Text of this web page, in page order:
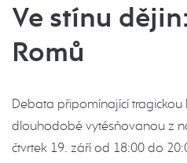
Ve stínu
Romů
Debata připomínající tragickou
dlouhodobě vytěsňovanou z
čtvrtek 19. září od 18:00 do